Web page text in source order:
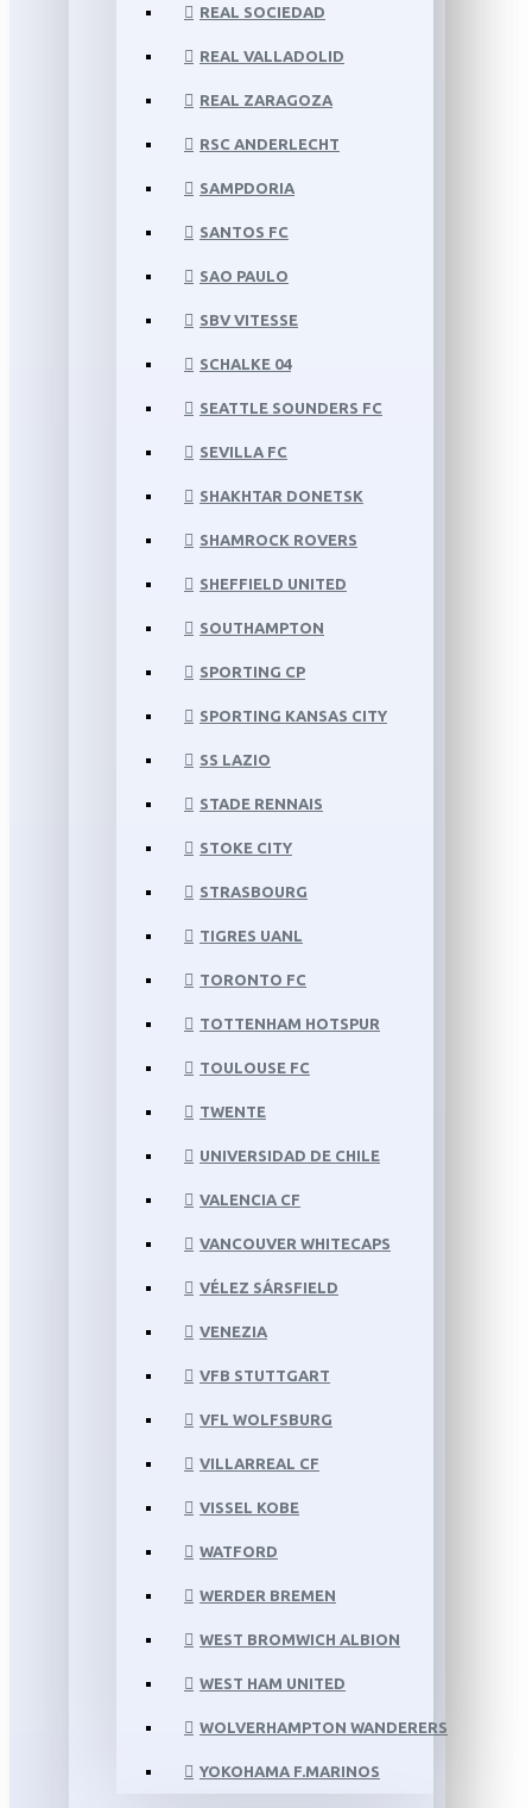
REAL SOCIEDAD
REAL VALLADOLID
REAL ZARAGOZA
RSC ANDERLECHT
SAMPDORIA
SANTOS FC
SAO PAULO
SBV VITESSE
SCHALKE 04
SEATTLE SOUNDERS FC
SEVILLA FC
SHAKHTAR DONETSK
SHAMROCK ROVERS
SHEFFIELD UNITED
SOUTHAMPTON
SPORTING CP
SPORTING KANSAS CITY
SS LAZIO
STADE RENNAIS
STOKE CITY
STRASBOURG
TIGRES UANL
TORONTO FC
TOTTENHAM HOTSPUR
TOULOUSE FC
TWENTE
UNIVERSIDAD DE CHILE
VALENCIA CF
VANCOUVER WHITECAPS
VÉLEZ SÁRSFIELD
VENEZIA
VFB STUTTGART
VFL WOLFSBURG
VILLARREAL CF
VISSEL KOBE
WATFORD
WERDER BREMEN
WEST BROMWICH ALBION
WEST HAM UNITED
WOLVERHAMPTON WANDERERS
YOKOHAMA F.MARINOS